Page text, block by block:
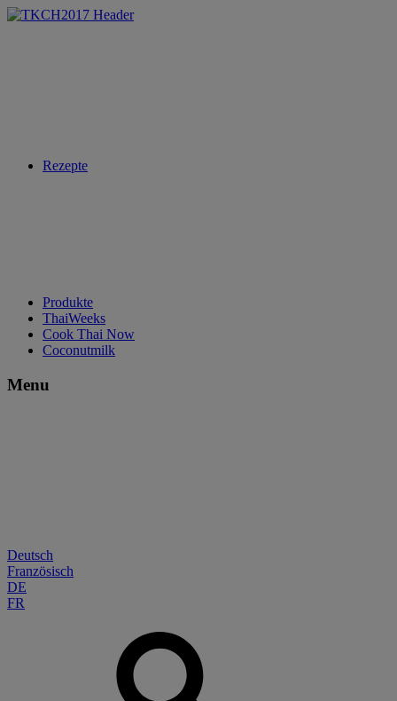
Rezepte
Produkte
ThaiWeeks
Cook Thai Now
Coconutmilk
Menu
Deutsch
Französisch
DE
FR